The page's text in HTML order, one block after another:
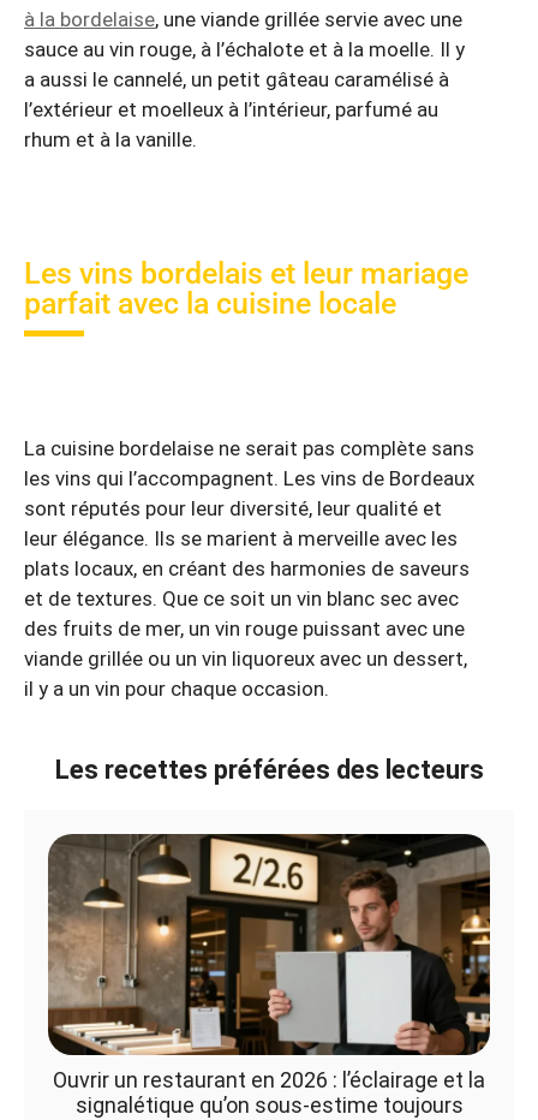
à la bordelaise, une viande grillée servie avec une
sauce au vin rouge, à l’échalote et à la moelle. Il y
a aussi le cannelé, un petit gâteau caramélisé à
l’extérieur et moelleux à l’intérieur, parfumé au
rhum et à la vanille.
Les vins bordelais et leur mariage
parfait avec la cuisine locale
La cuisine bordelaise ne serait pas complète sans
les vins qui l’accompagnent. Les vins de Bordeaux
sont réputés pour leur diversité, leur qualité et
leur élégance. Ils se marient à merveille avec les
plats locaux, en créant des harmonies de saveurs
et de textures. Que ce soit un vin blanc sec avec
des fruits de mer, un vin rouge puissant avec une
viande grillée ou un vin liquoreux avec un dessert,
il y a un vin pour chaque occasion.
Les recettes préférées des lecteurs
Ouvrir un restaurant en 2026 : l’éclairage et la
signalétique qu’on sous-estime toujours